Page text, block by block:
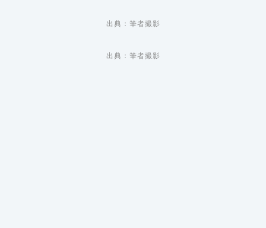
出典：筆者撮影
出典：筆者撮影